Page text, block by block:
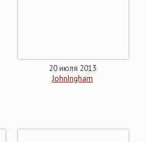
20 июля 2013
JohnIngham